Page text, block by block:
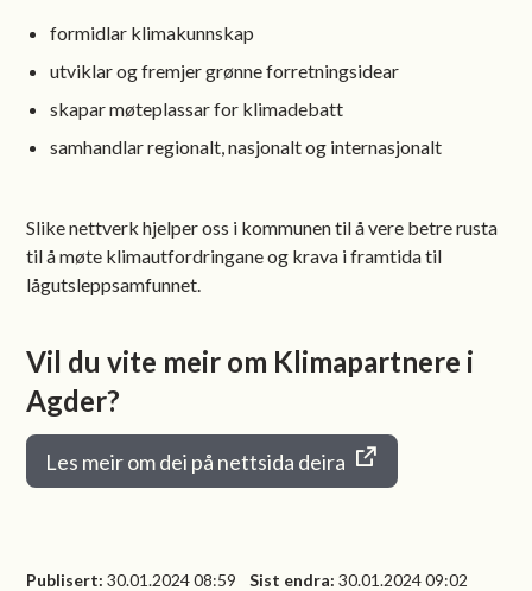
formidlar klimakunnskap
utviklar og fremjer grønne forretningsidear
skapar møteplassar for klimadebatt
samhandlar regionalt, nasjonalt og internasjonalt
Slike nettverk hjelper oss i kommunen til å vere betre rusta
til å møte klimautfordringane og krava i framtida til
lågutsleppsamfunnet.
Vil du vite meir om Klimapartnere i
Agder?
Les meir om dei på nettsida deira
Publisert 30.01.2024 08:59 Sist endra 30.01.2024 09:02